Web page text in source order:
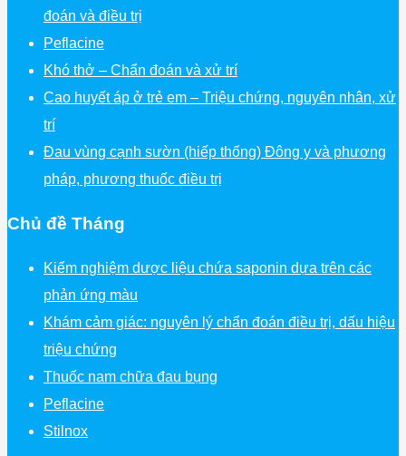
đoán và điều trị
Peflacine
Khó thở – Chẩn đoán và xử trí
Cao huyết áp ở trẻ em – Triệu chứng, nguyên nhân, xử
trí
Đau vùng cạnh sườn (hiếp thống) Đông y và phương
pháp, phương thuốc điều trị
Chủ đề Tháng
Kiểm nghiệm dược liệu chứa saponin dựa trên các
phản ứng màu
Khám cảm giác: nguyên lý chẩn đoán điều trị, dấu hiệu
triệu chứng
Thuốc nam chữa đau bụng
Peflacine
Stilnox